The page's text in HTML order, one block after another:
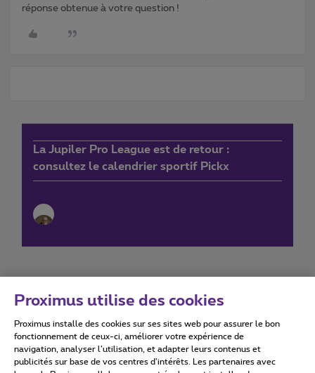
réponse obtenue à votre question !
La Jupiler Pro League est de retour :
consultez le calendrier sportif Pickx
Conditions d'utilisation Accessibility statement
Proximus utilise des cookies
Proximus installe des cookies sur ses sites web pour assurer le bon
fonctionnement de ceux-ci, améliorer votre expérience de
navigation, analyser l’utilisation, et adapter leurs contenus et
publicités sur base de vos centres d’intérêts. Les partenaires avec